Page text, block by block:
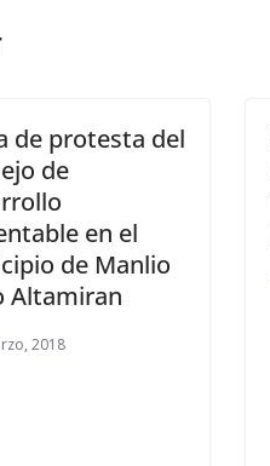
de protesta del
de
en el
de Manlio
Altamiran
2018